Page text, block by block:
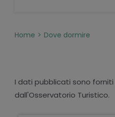
Home Dove dormire
I dati pubblicati sono
dall'Osservatorio Turistico.